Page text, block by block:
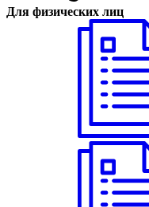
Для физических лиц